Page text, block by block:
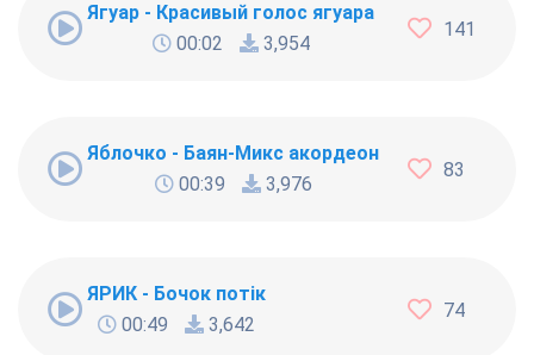
Ягуар - Красивый голос ягуара
00:02
3,954
141
Яблочко - Баян-Микс акордеон
00:39
3,976
83
ЯРИК - Бочок потiк
00:49
3,642
74